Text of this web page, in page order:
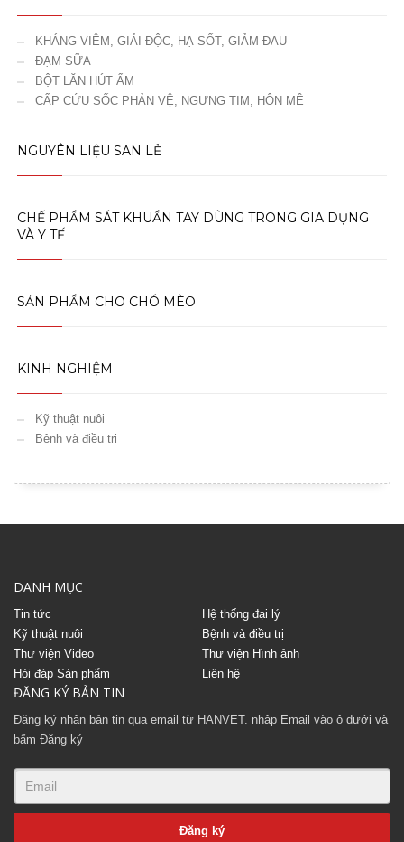
KHÁNG VIÊM, GIẢI ĐỘC, HẠ SỐT, GIẢM ĐAU
ĐẠM SỮA
BỘT LĂN HÚT ẨM
CẤP CỨU SỐC PHẢN VỆ, NGƯNG TIM, HÔN MÊ
NGUYÊN LIỆU SAN LẺ
CHẾ PHẨM SÁT KHUẨN TAY DÙNG TRONG GIA DỤNG
VÀ Y TẾ
SẢN PHẨM CHO CHÓ MÈO
KINH NGHIỆM
Kỹ thuật nuôi
Bệnh và điều trị
DANH MỤC
Tin tức
Hệ thống đại lý
Kỹ thuật nuôi
Bệnh và điều trị
Thư viện Video
Thư viện Hình ảnh
Hỏi đáp Sản phẩm
Liên hệ
ĐĂNG KÝ BẢN TIN
Đăng ký nhận bản tin qua email từ HANVET. nhập Email vào ô dưới và
bấm Đăng ký